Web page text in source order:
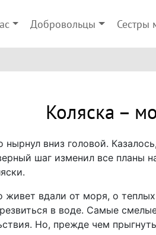
Добровольцы Сестры
Коляска –
нырнул вниз головой.
шаг изменил все планы
живет вдали от моря, о
в воде. Самые
Но, прежде чем